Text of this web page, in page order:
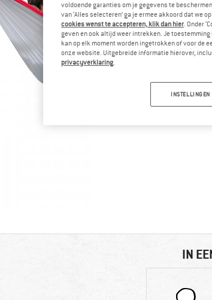
IN
voldoende garanties om je gegevens te
van ‘Alles selecteren’ ga je ermee akkoord dat we
cookies wenst te accepteren, klik dan hier. Onder
geven en ook altijd weer intrekken. Je
kan op elk moment worden ingetrokken of voor de
onze website. Uitgebreide informatie hierover,
privacyverklaring.
INSTELLINGEN